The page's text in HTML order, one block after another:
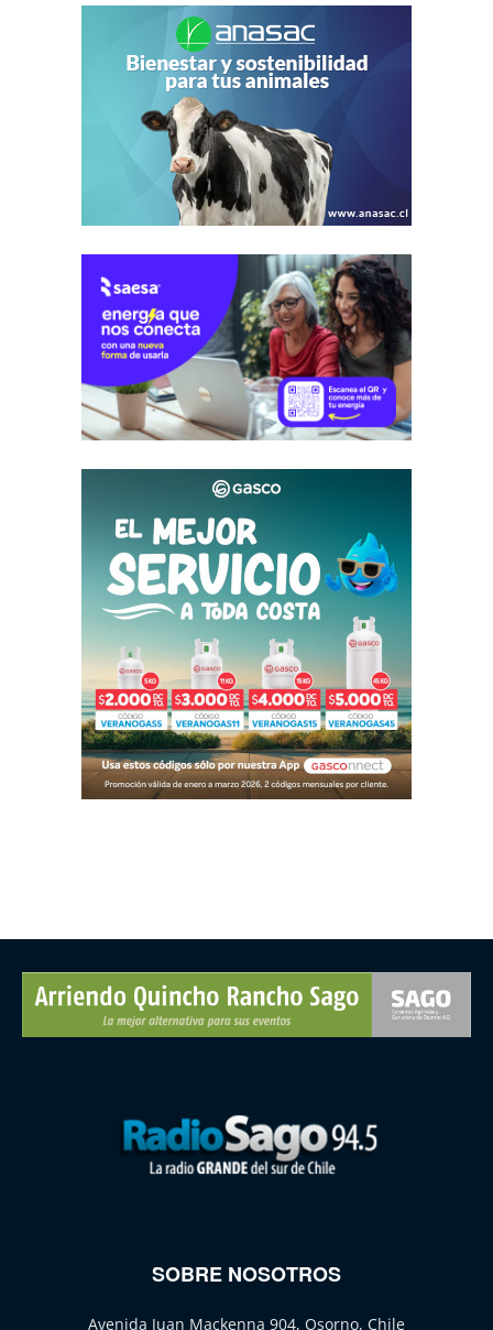
SOBRE NOSOTROS
Avenida Juan Mackenna 904, Osorno, Chile